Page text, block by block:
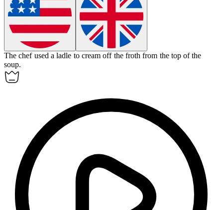
The chef used a ladle to cream off the froth from the top of the
soup.